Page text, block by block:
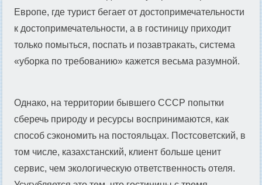
Европе, где турист бегает от достопримечательности
к достопримечательности, а в гостиницу приходит
только помыться, поспать и позавтракать, система
«уборка по требованию» кажется весьма разумной.
Однако, на территории бывшего СССР попытки
сберечь природу и ресурсы воспринимаются, как
способ сэкономить на постояльцах. Постсоветский, в
том числе, казахстанский, клиент больше ценит
сервис, чем экологическую ответственность отеля.